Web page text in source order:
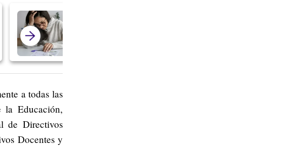
a todas las
la Educación,
de Directivos
Docentes y